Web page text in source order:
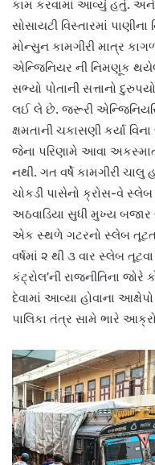
કામ કરવામાં આવ્યું હતું.
સોસાયટી વિસ્તારમાં
મોન્સુન કામગીરી માત્ર
એન્જિનિયર ની નિમણૂક
સભ્યો પોતાની સત્તાનો
લઈ લે છે. જરૂરી
ક્ષમતાની ચકાસણી કર્યા
જેના પરિણામે આવા
નથી. ગત વર્ષે કામગીરી
ચોકડી પાસેનો ક્રોસ-વે
અઠવાડિયા સુધી મુખ્ય
એક સ્થળે ગટરનો સ્લેબ
વર્ષમાં ૨ થી ૩ વાર સ્લેબ
કંટ્રોલ’ની રાજનીતિના જોરે
દેવામાં આવ્યા હોવાના
પાલિકા તંત્ર સામે ભારે